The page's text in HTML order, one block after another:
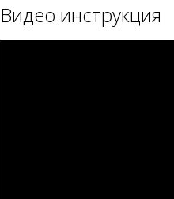
Видео инструкция